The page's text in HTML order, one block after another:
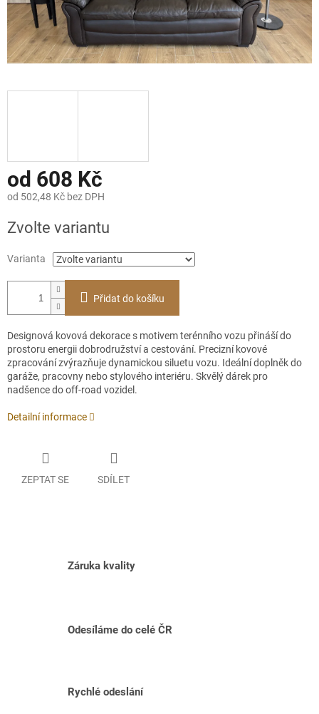
od 608 Kč
od 502,48 Kč bez DPH
cena:
Zvolte variantu
Varianta
Přidat do košíku
Designová kovová dekorace s motivem terénního vozu přináší do
prostoru energii dobrodružství a cestování. Precizní kovové
zpracování zvýrazňuje dynamickou siluetu vozu. Ideální doplněk do
garáže, pracovny nebo stylového interiéru. Skvělý dárek pro
nadšence do off-road vozidel.
Detailní informace
ZEPTAT SE SDÍLET
Záruka kvality
Odesíláme do celé ČR
Rychlé odeslání